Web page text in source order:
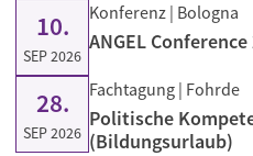
10.
SEP 2026
Konferenz | Bologna
ANGEL Conference
28.
SEP 2026
Fachtagung | Fohrde
Politische
(Bildungsurlaub)